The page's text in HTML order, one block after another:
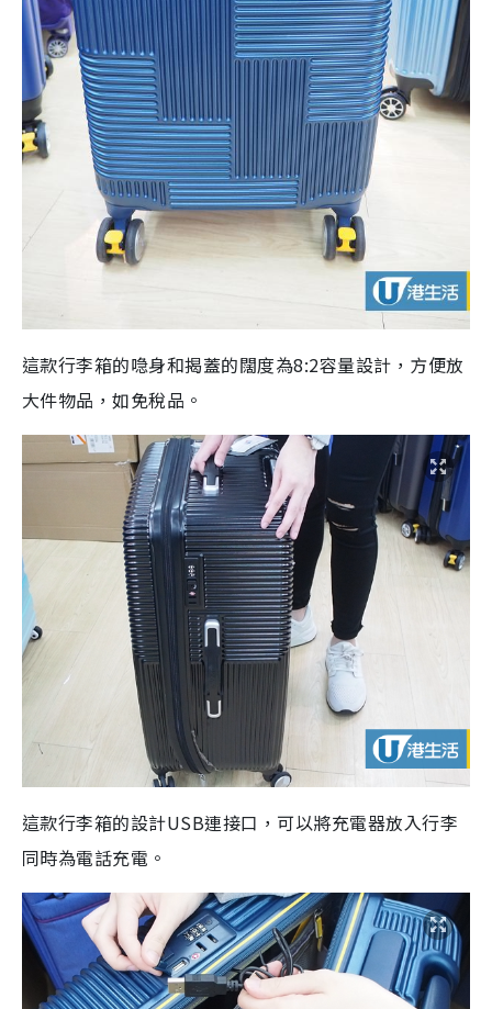
這款行李箱的喼身和揭蓋的闊度為8:2容量設計，方便放
大件物品，如免稅品。
這款行李箱的設計USB連接口，可以將充電器放入行李
同時為電話充電。